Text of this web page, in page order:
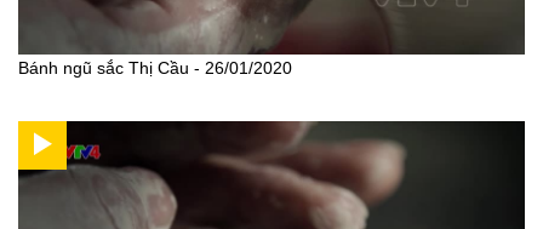
Bánh ngũ sắc Thị Cầu - 26/01/2020